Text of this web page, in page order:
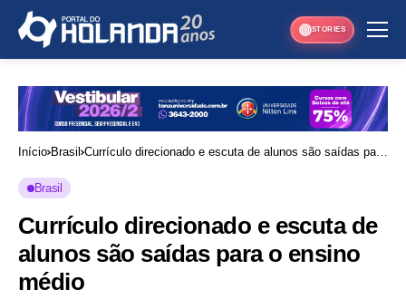
STORIES
Início Brasil Currículo direcionado e escuta de alunos são saídas para
Brasil
Currículo direcionado e escuta de
alunos são saídas para o ensino
médio